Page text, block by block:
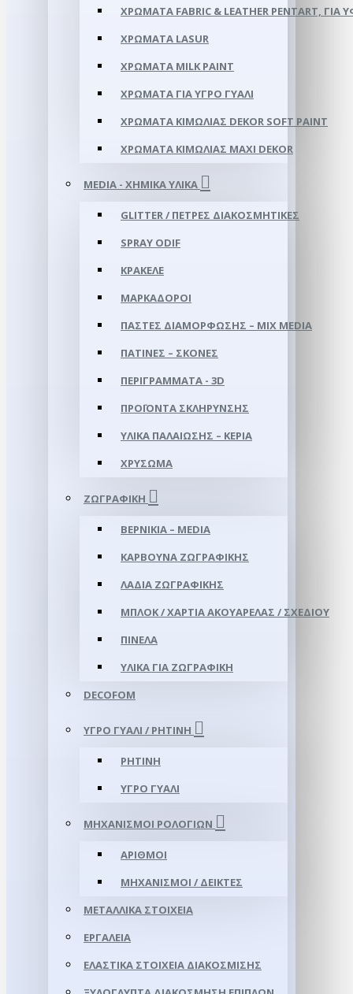
ΧΡΏΜΑΤΑ FABRIC & LEATHER PENTART,
ΧΡΏΜΑΤΑ LASUR
ΧΡΏΜΑΤΑ MILK PAINT
ΧΡΏΜΑΤΑ ΓΙΑ ΥΓΡΌ ΓΥΑΛΊ
ΧΡΏΜΑΤΑ ΚΙΜΩΛΊΑΣ DEKOR SOFT PAINT
ΧΡΏΜΑΤΑ ΚΙΜΩΛΊΑΣ ΜΑΧΙ DEKOR
MEDIA - ΧΗΜΙΚΆ ΥΛΙΚΆ
GLITTER / ΠΈΤΡΕΣ ΔΙΑΚΟΣΜΗΤΙΚΈΣ
SPRAY ODIF
ΚΡΑΚΕΛΈ
ΜΑΡΚΑΔΌΡΟΙ
ΠΆΣΤΕΣ ΔΙΑΜΌΡΦΩΣΗΣ – MIX MEDIA
ΠΑΤΊΝΕΣ – ΣΚΌΝΕΣ
ΠΕΡΙΓΡΆΜΜΑΤΑ - 3D
ΠΡΟΪΌΝΤΑ ΣΚΛΉΡΥΝΣΗΣ
ΥΛΙΚΆ ΠΑΛΑΊΩΣΗΣ – ΚΕΡΙΆ
ΧΡΎΣΩΜΑ
ΖΩΓΡΑΦΙΚΉ
ΒΕΡΝΊΚΙΑ – MEDIA
ΚΆΡΒΟΥΝΑ ΖΩΓΡΑΦΙΚΉΣ
ΛΆΔΙΑ ΖΩΓΡΑΦΙΚΉΣ
ΜΠΛΟΚ / ΧΑΡΤΙΆ ΑΚΟΥΑΡΈΛΑΣ / ΣΧΕΔΊΟΥ
ΠΙΝΈΛΑ
ΥΛΙΚΆ ΓΙΑ ΖΩΓΡΑΦΙΚΉ
DECOFOM
ΥΓΡΌ ΓΥΑΛΊ / ΡΗΤΊΝΗ
ΡΗΤΊΝΗ
ΥΓΡΌ ΓΥΑΛΊ
ΜΗΧΑΝΙΣΜΟΊ ΡΟΛΟΓΙΏΝ
ΑΡΙΘΜΟΊ
ΜΗΧΑΝΙΣΜΟΊ / ΔΕΊΚΤΕΣ
ΜΕΤΑΛΛΙΚΆ ΣΤΟΙΧΕΊΑ
ΕΡΓΑΛΕΊΑ
ΕΛΑΣΤΙΚΆ ΣΤΟΙΧΕΊΑ ΔΙΑΚΌΣΜΙΣΗΣ